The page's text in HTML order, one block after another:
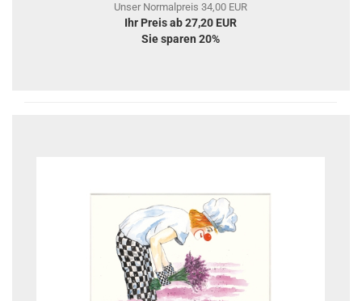
Unser Normalpreis 34,00 EUR
Ihr Preis ab 27,20 EUR
Sie sparen 20%